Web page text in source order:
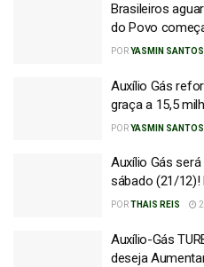
Brasileiros
do Povo
PORYASMIN SANTOS
Auxílio Gás
graça a 15,5
PORYASMIN SANTOS
Auxílio Gás será
sábado (21/12)!
PORTHAIS REIS
Auxílio-Gás
deseja